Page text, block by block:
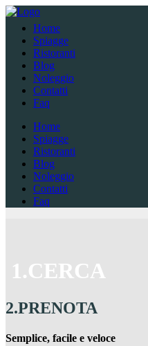
Home
Spiagge
Ristoranti
Blog
Noleggio
Contatti
Faq
Home
Spiagge
Ristoranti
Blog
Noleggio
Contatti
Faq
1.CERCA
2.PRENOTA
Semplice, facile e veloce